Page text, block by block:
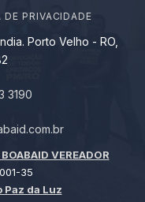
PRIVACIDADE
Porto Velho - RO,
3190
VEREADOR
35
Paz da Luz